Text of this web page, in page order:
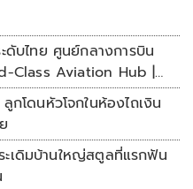
ดับไทย ศูนย์กลางการบิน
Class Aviation Hub |
ดสัปดาห์
กโดนหัวโจกในห้องไถเงิน
ะเดิมบ้านใหญ่สตูลที่แรกฟัน